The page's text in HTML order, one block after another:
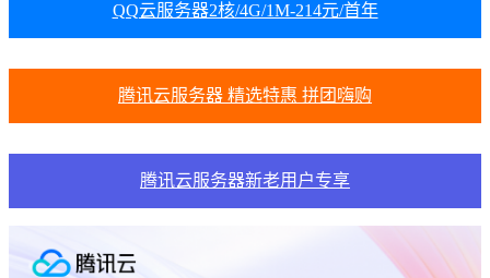
QQ云服务器2核/4G/1M-214元/首年
腾讯云服务器 精选特惠 拼团嗨购
腾讯云服务器新老用户专享